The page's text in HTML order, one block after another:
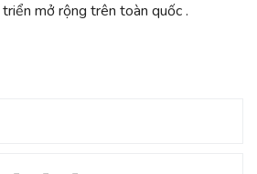
mở rộng trên toàn quốc .